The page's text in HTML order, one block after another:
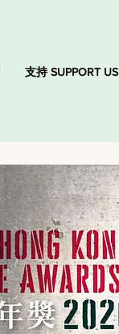
支持 SUPPORT US